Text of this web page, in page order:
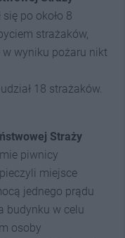
się po około 8
strażaków,
wyniku pożaru nikt
18 strażaków.
Straży
piwnicy
miejsce
jednego prądu
budynku w celu
osoby